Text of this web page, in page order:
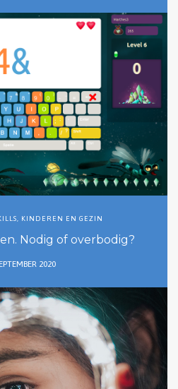
KINDEREN EN GEZIN
Nodig of overbodig?
2020